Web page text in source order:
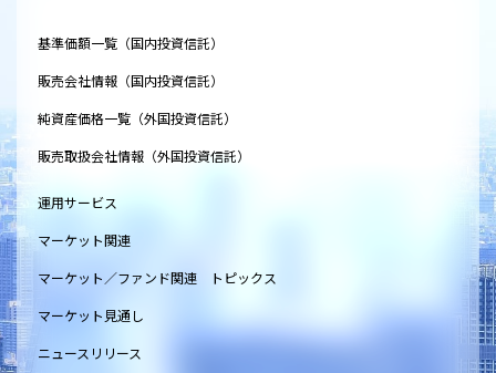
基準価額一覧（国内投資信託）
販売会社情報（国内投資信託）
純資産価格一覧（外国投資信託）
販売取扱会社情報（外国投資信託）
運用サービス
マーケット関連
マーケット／ファンド関連 トピックス
マーケット見通し
ニュースリリース